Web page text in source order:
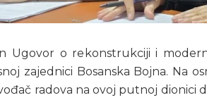
Ugovor o rekonstrukciji i
zajednici Bosanska Bojna. Na
radova na ovoj putnoj dionici